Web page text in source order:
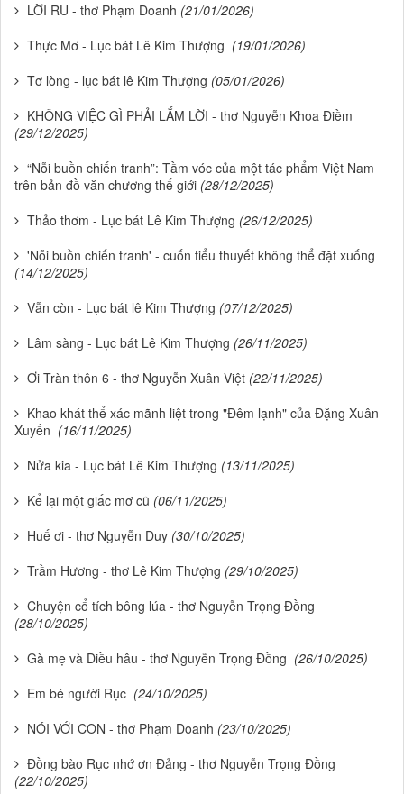
LỜI RU - thơ Phạm Doanh (21/01/2026)
Thực Mơ - Lục bát Lê Kim Thượng (19/01/2026)
Tơ lòng - lục bát lê Kim Thượng (05/01/2026)
KHÔNG VIỆC GÌ PHẢI LẮM LỜI - thơ Nguyễn Khoa Điềm
(29/12/2025)
“Nỗi buồn chiến tranh”: Tầm vóc của một tác phẩm Việt Nam
trên bản đồ văn chương thế giới (28/12/2025)
Thảo thơm - Lục bát Lê Kim Thượng (26/12/2025)
'Nỗi buồn chiến tranh' - cuốn tiểu thuyết không thể đặt xuống
(14/12/2025)
Vẫn còn - Lục bát lê Kim Thượng (07/12/2025)
Lâm sàng - Lục bát Lê Kim Thượng (26/11/2025)
Ơi Tràn thôn 6 - thơ Nguyễn Xuân Việt (22/11/2025)
Khao khát thể xác mãnh liệt trong "Đêm lạnh" của Đặng Xuân
Xuyến (16/11/2025)
Nửa kia - Lục bát Lê Kim Thượng (13/11/2025)
Kể lại một giấc mơ cũ (06/11/2025)
Huế ơi - thơ Nguyễn Duy (30/10/2025)
Trầm Hương - thơ Lê Kim Thượng (29/10/2025)
Chuyện cổ tích bông lúa - thơ Nguyễn Trọng Đồng
(28/10/2025)
Gà mẹ và Diều hâu - thơ Nguyễn Trọng Đồng (26/10/2025)
Em bé người Rục (24/10/2025)
NÓI VỚI CON - thơ Phạm Doanh (23/10/2025)
Đồng bào Rục nhớ ơn Đảng - thơ Nguyễn Trọng Đồng
(22/10/2025)